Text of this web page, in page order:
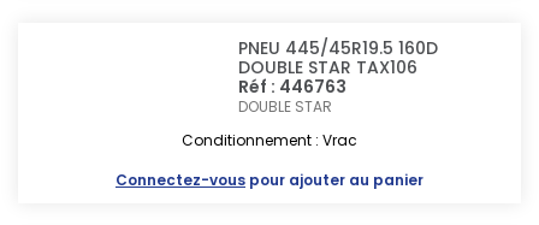
PNEU 445/45R19.5 160D
DOUBLE STAR TAX106
Réf : 446763
DOUBLE STAR
Conditionnement : Vrac
Connectez-vous pour ajouter au panier